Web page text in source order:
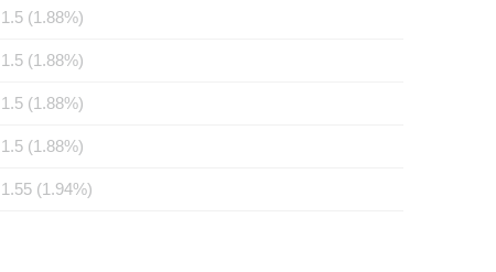
1.5 (1.88%)
1.5 (1.88%)
1.5 (1.88%)
1.5 (1.88%)
1.55 (1.94%)